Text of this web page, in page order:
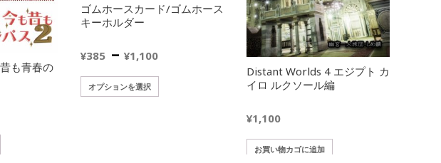
も青春の
ゴムホースカード/ゴムホース
キーホルダー
¥385 – ¥1,100
オプションを選択
の
Distant Worlds 4 エジプト カ
イロ ルクソール編
¥1,100
お買い物カゴに追加